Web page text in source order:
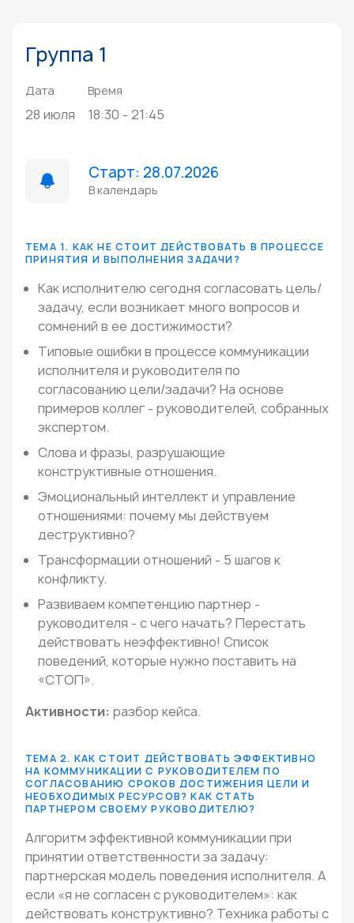
Группа 1
Дата Время
28 июля 18:30 - 21:45
Старт: 28.07.2026
В календарь
ТЕМА 1. КАК НЕ СТОИТ ДЕЙСТВОВАТЬ В ПРОЦЕССЕ
ПРИНЯТИЯ И ВЫПОЛНЕНИЯ ЗАДАЧИ?
Как исполнителю сегодня согласовать цель/
задачу, если возникает много вопросов и
сомнений в ее достижимости?
Типовые ошибки в процессе коммуникации
исполнителя и руководителя по
согласованию цели/задачи? На основе
примеров коллег - руководителей, собранных
экспертом.
Слова и фразы, разрушающие
конструктивные отношения.
Эмоциональный интеллект и управление
отношениями: почему мы действуем
деструктивно?
Трансформации отношений - 5 шагов к
конфликту.
Развиваем компетенцию партнер -
руководителя - с чего начать? Перестать
действовать неэффективно! Список
поведений, которые нужно поставить на
«СТОП».
Активности: разбор кейса.
ТЕМА 2. КАК СТОИТ ДЕЙСТВОВАТЬ ЭФФЕКТИВНО
НА КОММУНИКАЦИИ С РУКОВОДИТЕЛЕМ ПО
СОГЛАСОВАНИЮ СРОКОВ ДОСТИЖЕНИЯ ЦЕЛИ И
НЕОБХОДИМЫХ РЕСУРСОВ? КАК СТАТЬ
ПАРТНЕРОМ СВОЕМУ РУКОВОДИТЕЛЮ?
Алгоритм эффективной коммуникации при
принятии ответственности за задачу:
партнерская модель поведения исполнителя. А
если «я не согласен с руководителем»: как
действовать конструктивно? Техника работы с